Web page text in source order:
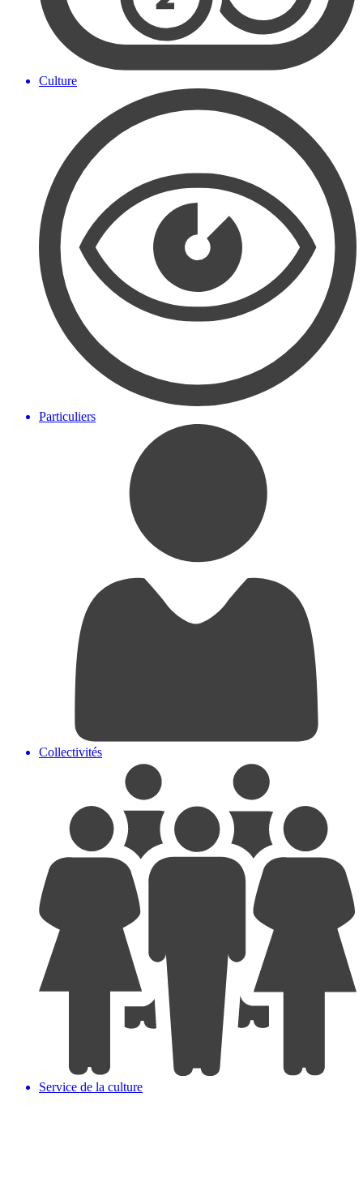
Culture
Particuliers
Collectivités
Service de la culture